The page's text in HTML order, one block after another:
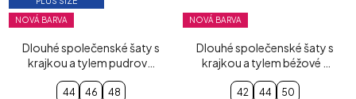
NOVÁ BARVA
Dlouhé společenské šaty s
krajkou a tylem pudrově
růžové
44 46 48
NOVÁ BARVA
Dlouhé společenské šaty s
krajkou a tylem béžové s
černými květy
42 44 50